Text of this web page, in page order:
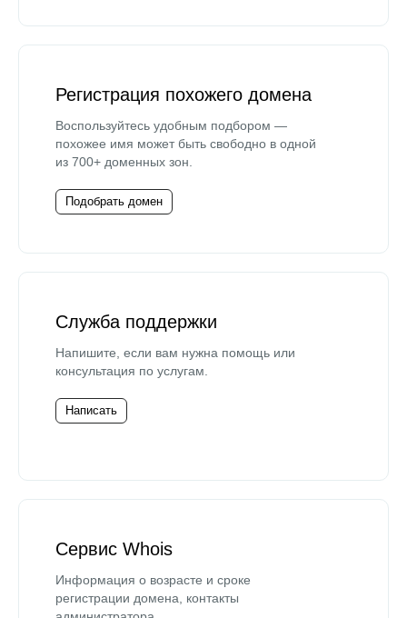
Регистрация похожего домена
Воспользуйтесь удобным подбором —
похожее имя может быть свободно в одной
из 700+ доменных зон.
Подобрать домен
Служба поддержки
Напишите, если вам нужна помощь или
консультация по услугам.
Написать
Сервис Whois
Информация о возрасте и сроке
регистрации домена, контакты